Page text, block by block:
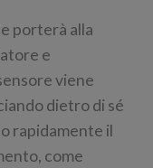
porterà alla
e
viene
dietro di sé
rapidamente il
come